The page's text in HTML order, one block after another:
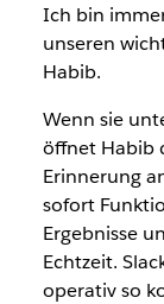
Ich bin
unseren
Habib.
Wenn sie
öffnet Habib
Erinnerung
sofort
Ergebnisse
Echtzeit.
operativ so